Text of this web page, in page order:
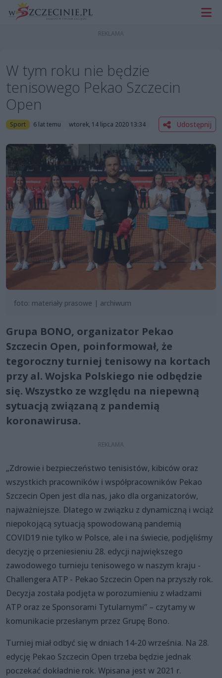
W tym roku nie będzie
tenisowego Pekao Szczecin
Open
Sport 6 lat temu wtorek, 14 lipca 2020 13:34 Udostępnij
foto: materiały prasowe | archiwum
Grupa BONO, organizator Pekao
Szczecin Open, poinformował, że
tegoroczny turniej tenisowy na kortach
przy al. Wojska Polskiego nie odbędzie
się. Wszystko ze względu na niepewną
sytuacją związaną z pandemią
koronawirusa.
„Zdrowie i bezpieczeństwo tenisistów, kibiców oraz
wszystkich pracowników i współpracowników Pekao
Szczecin Open jest dla nas, jako dla organizatorów,
najważniejsze. Dlatego w związku z dynamiczną i wciąż
niepokojącą sytuacją spowodowaną pandemią
COVID19 nie tylko w Polsce, ale i na świecie, podjęliśmy
decyzję o przeniesieniu 28. edycji największego
zawodowego turnieju tenisowego w naszym kraju -
Challengera ATP - Pekao Szczecin Open na przyszły rok.
Decyzja została podjęta w porozumieniu z władzami
ATP oraz ze Sponsorami Tytularnymi” – czytamy w
komunikacie przesłanym przez Grupę Bono.
Turniej miał odbyć się w dniach 14-20 września. Na 28.
edycję Pekao Szczecin Open trzeba będzie jednak
poczekać dokładnie rok. Wpisana jest w 2021 r.